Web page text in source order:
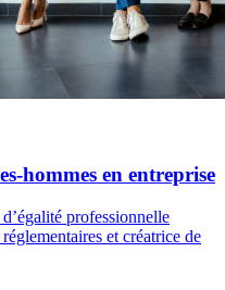
hommes en entreprise
professionnelle
et créatrice de